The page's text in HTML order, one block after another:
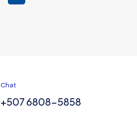
Chat
+507 6808-5858